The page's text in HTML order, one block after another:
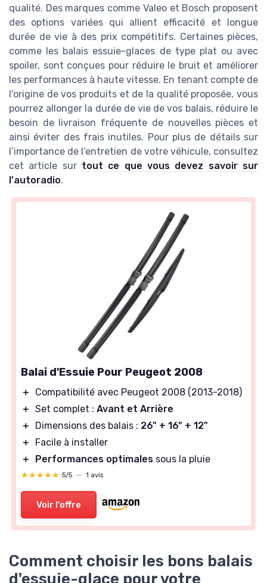
qualité. Des marques comme Valeo et Bosch proposent
des options variées qui allient efficacité et longue
durée de vie à des prix compétitifs. Certaines pièces,
comme les balais essuie-glaces de type plat ou avec
spoiler, sont conçues pour réduire le bruit et améliorer
les performances à haute vitesse. En tenant compte de
l'origine de vos produits et de la qualité proposée, vous
pourrez allonger la durée de vie de vos balais, réduire le
besoin de livraison fréquente de nouvelles pièces et
ainsi éviter des frais inutiles. Pour plus de détails sur
l’importance de l’entretien de votre véhicule, consultez
cet article sur tout ce que vous devez savoir sur
l'autoradio.
Balai d'Essuie Pour Peugeot 2008
＋
Compatibilité avec Peugeot 2008 (2013-2018)
＋ Set complet : Avant et Arrière
＋
Dimensions des balais : 26" + 16" + 12"
＋
Facile à installer
＋
Performances optimales sous la pluie
★★★★★
★★★★★ 5/5 — 1 avis
Voir l'offre
Comment choisir les bons balais
d'essuie-glace pour votre